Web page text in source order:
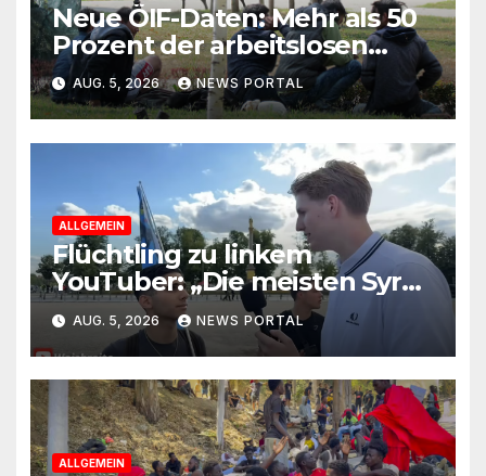
Neue ÖIF-Daten: Mehr als 50
Prozent der arbeitslosen
Ausländer leben in Wien!
AUG. 5, 2026 NEWS PORTAL
ALLGEMEIN
Flüchtling zu linkem
YouTuber: „Die meisten Syrer
kommen wegen der
Sozialleistungen“
AUG. 5, 2026 NEWS PORTAL
ALLGEMEIN